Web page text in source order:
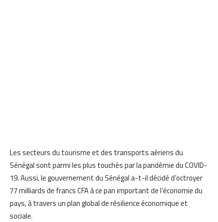
Les secteurs du tourisme et des transports aériens du
Sénégal sont parmi les plus touchés par la pandémie du COVID-
19. Aussi, le gouvernement du Sénégal a-t-il décidé d’octroyer
77 milliards de francs CFA à ce pan important de l’économie du
pays, à travers un plan global de résilience économique et
sociale.